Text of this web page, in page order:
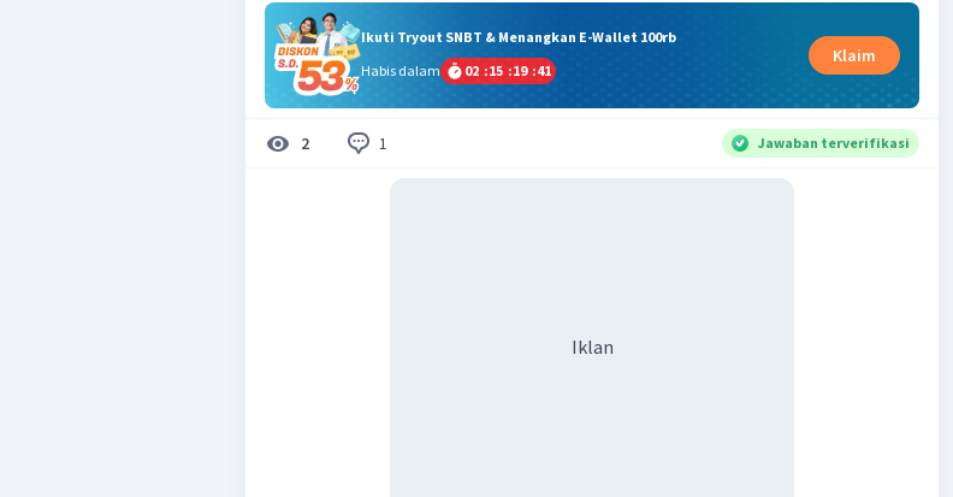
Ikuti Tryout SNBT & Menangkan E-Wallet 100rb
Habis dalam
02 :15 :19 :41
Klaim
2 1 Jawaban terverifikasi
Iklan